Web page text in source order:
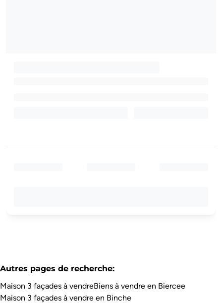
Autres pages de recherche:
Maison 3 façades à vendreBiens à vendre en Biercee
Maison 3 façades à vendre en Binche